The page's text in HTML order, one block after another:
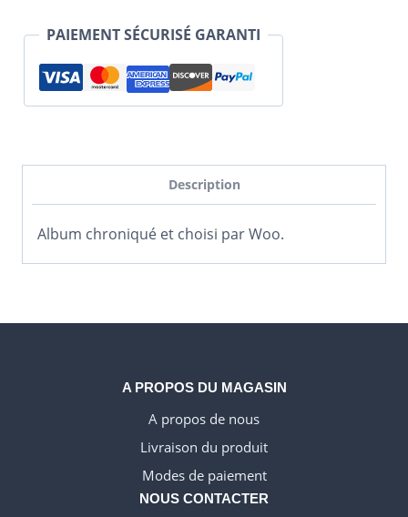
Year
(2Ds)
PAIEMENT SÉCURISÉ GARANTI
Description
Album chroniqué et choisi par Woo.
A PROPOS DU MAGASIN
A propos de nous
Livraison du produit
Modes de paiement
NOUS CONTACTER
DANISH_IPTV
WELSH_IPTV